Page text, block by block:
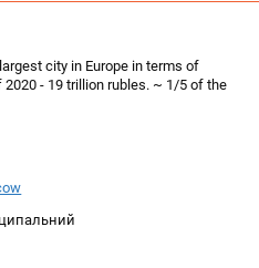
city in Europe in terms of
2020 - 19 trillion rubles. ~ 1/5 of the